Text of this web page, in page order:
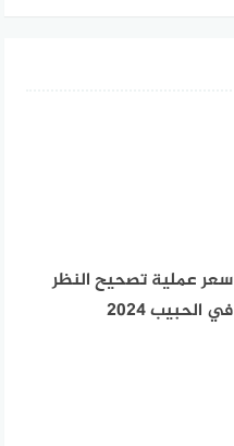
سعر عملية تصحيح النظر
في الحبيب 2024